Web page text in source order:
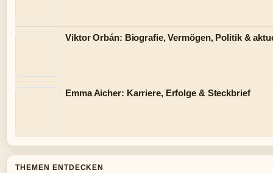
Viktor Orbán: Biografie, Vermögen, Politik &
Emma Aicher: Karriere, Erfolge & Steckbrief
THEMEN ENTDECKEN